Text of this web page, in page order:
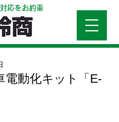
応をお約束
電動化キット「E-